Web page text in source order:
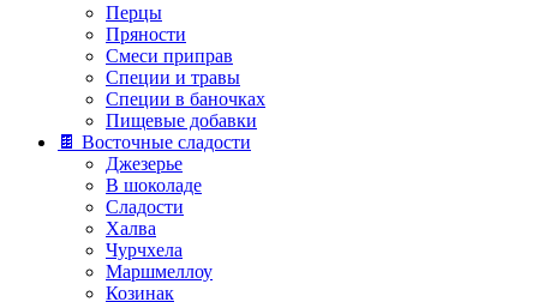
Перцы
Пряности
Смеси приправ
Специи и травы
Специи в баночках
Пищевые добавки
🍫 Восточные сладости
Джезерье
В шоколаде
Сладости
Халва
Чурчхела
Маршмеллоу
Козинак